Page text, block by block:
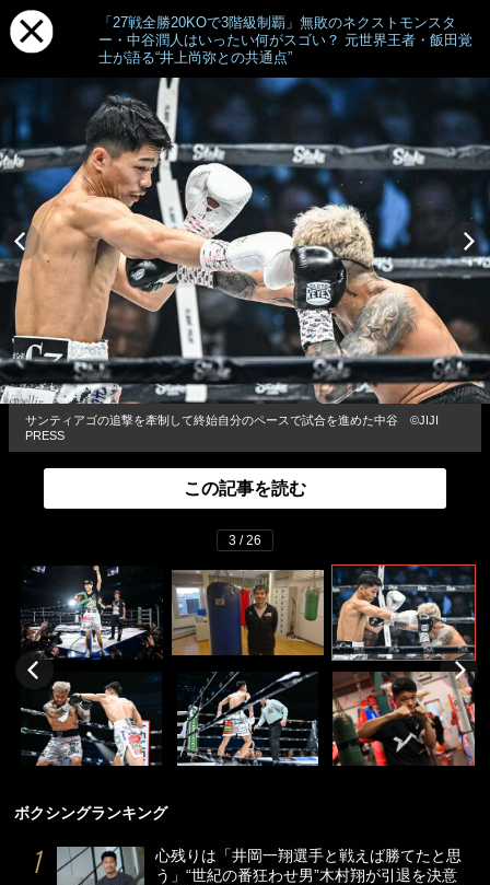
「27戦全勝20KOで3階級制覇」無敗のネクストモンスタ
ー・中谷潤人はいったい何がスゴい？ 元世界王者・飯田覚
士が語る“井上尚弥との共通点”
サンティアゴの追撃を牽制して終始自分のペースで試合を進めた中谷 ©︎JIJI
PRESS
この記事を読む
3 / 26
ボクシングランキング
心残りは「井岡一翔選手と戦えば勝てたと思
う」“世紀の番狂わせ男”木村翔が引退を決意